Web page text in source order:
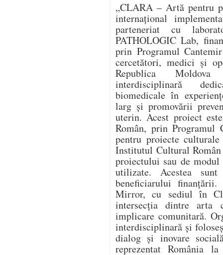
„CLARA – Artă pentru
internațional
parteneriat cu
PATHOLOGIC Lab,
prin Programul
cercetători, medici și
Republica
interdisciplinară
biomedicale în
larg și promovării
uterin. Acest proiect
Român, prin Programul
pentru proiecte
Institutul Cultural
proiectului sau de
utilizate. Acestea
beneficiarului
Mirror, cu sediul în
intersecția dintre arta
implicare comunitară.
interdisciplinară și
dialog și inovare
reprezentat România